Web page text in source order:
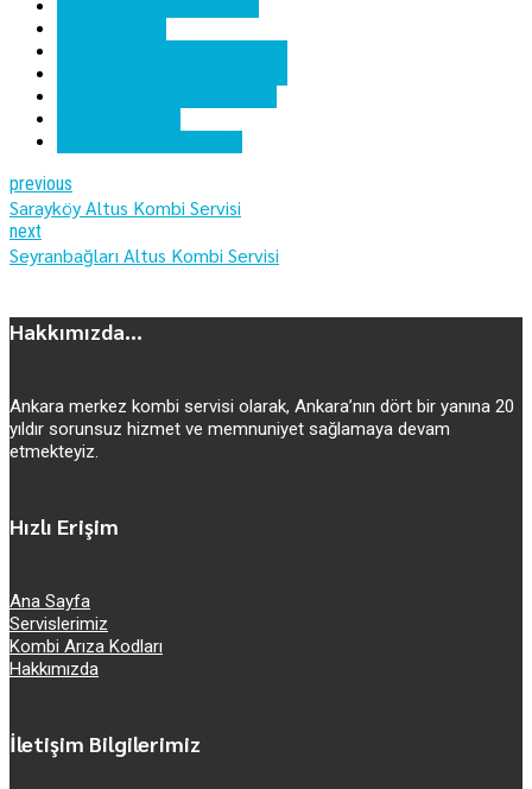
previous
Sarayköy Altus Kombi Servisi
next
Seyranbağları Altus Kombi Servisi
Hakkımızda...
Ankara merkez kombi servisi olarak, Ankara’nın dört bir yanına 20
yıldır sorunsuz hizmet ve memnuniyet sağlamaya devam
etmekteyiz.
Hızlı Erişim
Ana Sayfa
Servislerimiz
Kombi Arıza Kodları
Hakkımızda
İletişim Bilgilerimiz